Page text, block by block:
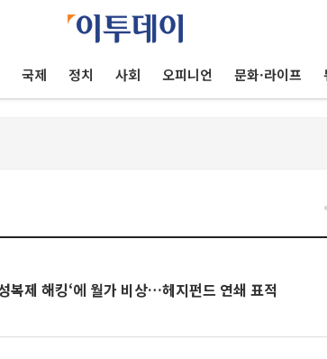
국제 정치 사회 오피니언 문화·라이프
복제 해킹‘에 월가 비상…헤지펀드 연쇄 표적